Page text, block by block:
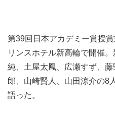
第39回日本アカデミー賞授
リンスホテル新高輪で開催
純、土屋太鳳、広瀬すず、
郎、山崎賢人、山田涼介の8
語った。